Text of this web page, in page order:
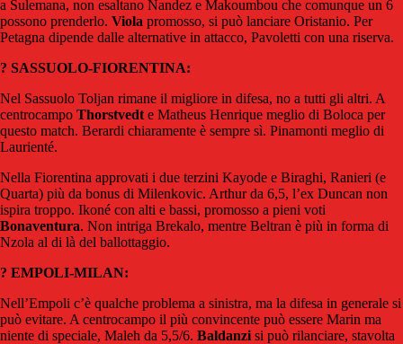
a Sulemana, non esaltano Nandez e Makoumbou che comunque un 6
possono prenderlo. Viola promosso, si può lanciare Oristanio. Per
Petagna dipende dalle alternative in attacco, Pavoletti con una riserva.
? SASSUOLO-FIORENTINA:
Nel Sassuolo Toljan rimane il migliore in difesa, no a tutti gli altri. A
centrocampo Thorstvedt e Matheus Henrique meglio di Boloca per
questo match. Berardi chiaramente è sempre sì. Pinamonti meglio di
Laurienté.
Nella Fiorentina approvati i due terzini Kayode e Biraghi, Ranieri (e
Quarta) più da bonus di Milenkovic. Arthur da 6,5, l’ex Duncan non
ispira troppo. Ikoné con alti e bassi, promosso a pieni voti
Bonaventura. Non intriga Brekalo, mentre Beltran è più in forma di
Nzola al di là del ballottaggio.
? EMPOLI-MILAN:
Nell’Empoli c’è qualche problema a sinistra, ma la difesa in generale si
può evitare. A centrocampo il più convincente può essere Marin ma
niente di speciale, Maleh da 5,5/6. Baldanzi si può rilanciare, stavolta